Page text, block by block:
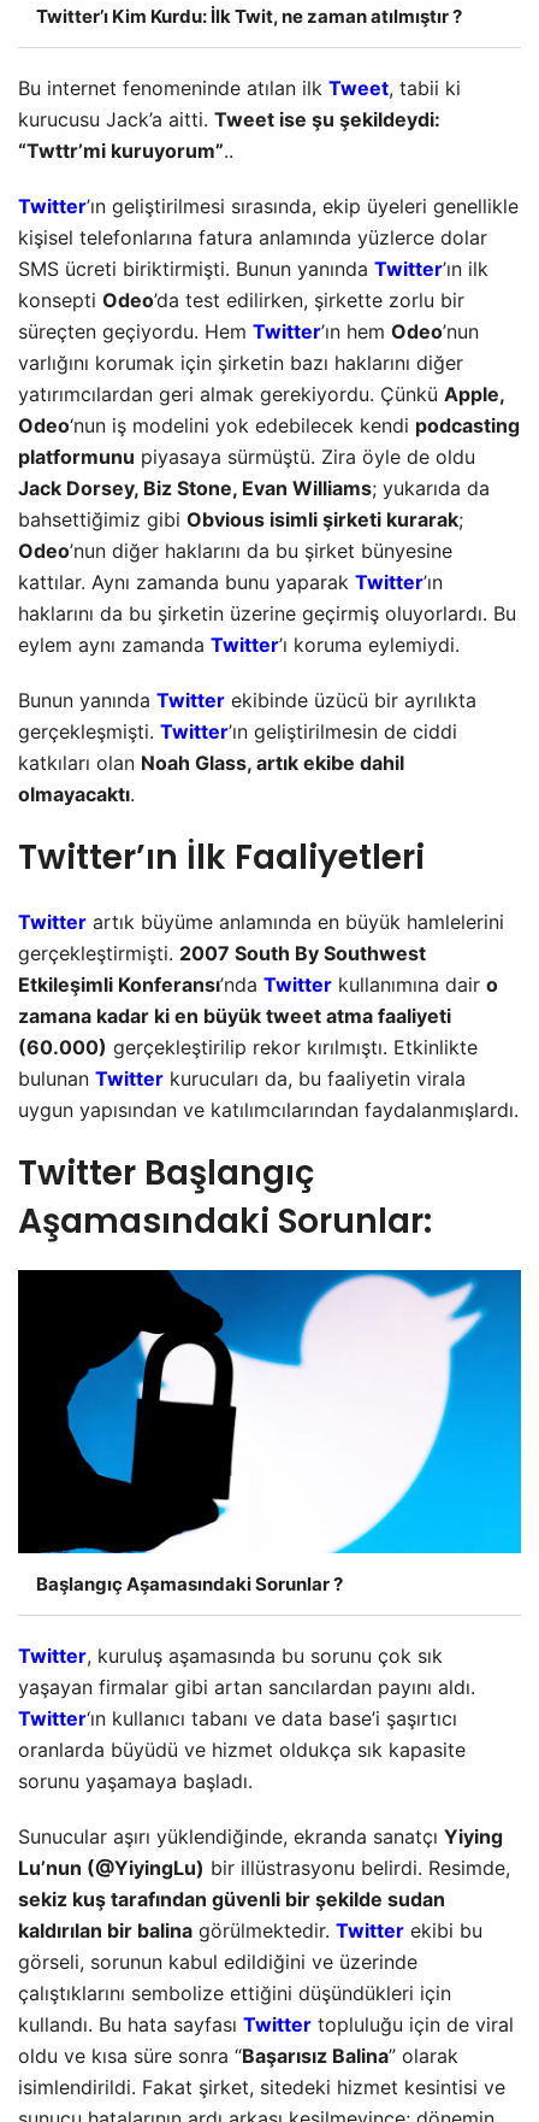
Twitter’ı Kim Kurdu: İlk Twit, ne zaman atılmıştır ?
Bu internet fenomeninde atılan ilk Tweet, tabii ki
kurucusu Jack’a aitti. Tweet ise şu şekildeydi:
“Twttr’mi kuruyorum”..
Twitter’ın geliştirilmesi sırasında, ekip üyeleri genellikle
kişisel telefonlarına fatura anlamında yüzlerce dolar
SMS ücreti biriktirmişti. Bunun yanında Twitter’ın ilk
konsepti Odeo’da test edilirken, şirkette zorlu bir
süreçten geçiyordu. Hem Twitter’ın hem Odeo’nun
varlığını korumak için şirketin bazı haklarını diğer
yatırımcılardan geri almak gerekiyordu. Çünkü Apple,
Odeo‘nun iş modelini yok edebilecek kendi podcasting
platformunu piyasaya sürmüştü. Zira öyle de oldu
Jack Dorsey, Biz Stone, Evan Williams; yukarıda da
bahsettiğimiz gibi Obvious isimli şirketi kurarak;
Odeo’nun diğer haklarını da bu şirket bünyesine
kattılar. Aynı zamanda bunu yaparak Twitter’ın
haklarını da bu şirketin üzerine geçirmiş oluyorlardı. Bu
eylem aynı zamanda Twitter’ı koruma eylemiydi.
Bunun yanında Twitter ekibinde üzücü bir ayrılıkta
gerçekleşmişti. Twitter’ın geliştirilmesin de ciddi
katkıları olan Noah Glass, artık ekibe dahil
olmayacaktı.
Twitter’ın İlk Faaliyetleri
Twitter artık büyüme anlamında en büyük hamlelerini
gerçekleştirmişti. 2007 South By Southwest
Etkileşimli Konferansı’nda Twitter kullanımına dair o
zamana kadar ki en büyük tweet atma faaliyeti
(60.000) gerçekleştirilip rekor kırılmıştı. Etkinlikte
bulunan Twitter kurucuları da, bu faaliyetin virala
uygun yapısından ve katılımcılarından faydalanmışlardı.
Twitter Başlangıç
Aşamasındaki Sorunlar:
Başlangıç Aşamasındaki Sorunlar ?
Twitter, kuruluş aşamasında bu sorunu çok sık
yaşayan firmalar gibi artan sancılardan payını aldı.
Twitter‘ın kullanıcı tabanı ve data base’i şaşırtıcı
oranlarda büyüdü ve hizmet oldukça sık kapasite
sorunu yaşamaya başladı.
Sunucular aşırı yüklendiğinde, ekranda sanatçı Yiying
Lu’nun (@YiyingLu) bir illüstrasyonu belirdi. Resimde,
sekiz kuş tarafından güvenli bir şekilde sudan
kaldırılan bir balina görülmektedir. Twitter ekibi bu
görseli, sorunun kabul edildiğini ve üzerinde
çalıştıklarını sembolize ettiğini düşündükleri için
kullandı. Bu hata sayfası Twitter topluluğu için de viral
oldu ve kısa süre sonra “Başarısız Balina” olarak
isimlendirildi. Fakat şirket, sitedeki hizmet kesintisi ve